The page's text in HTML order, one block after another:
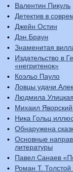
Валентин Пикуль
Детектив в
Джейн Остин
Дэн Браун
Знаменитая
Издательство в
«негритенок»
Коэльо Пауло
Ловцы удачи
Людмила Улицкая
Михаил
Ника Гольц
Обнаружена
Основные
литературы
Павел Санаев
Роман Т.